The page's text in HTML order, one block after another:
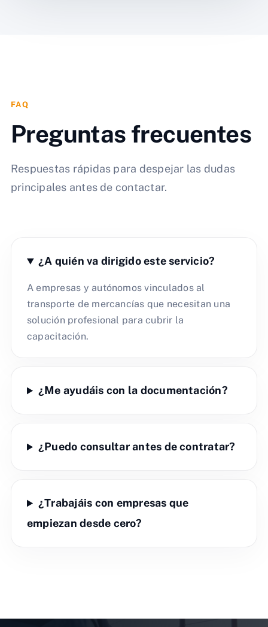
FAQ
Preguntas frecuentes
Respuestas rápidas para despejar las dudas
principales antes de contactar.
¿A quién va dirigido este servicio?
A empresas y autónomos vinculados al
transporte de mercancías que necesitan una
solución profesional para cubrir la
capacitación.
¿Me ayudáis con la documentación?
¿Puedo consultar antes de contratar?
¿Trabajáis con empresas que
empiezan desde cero?